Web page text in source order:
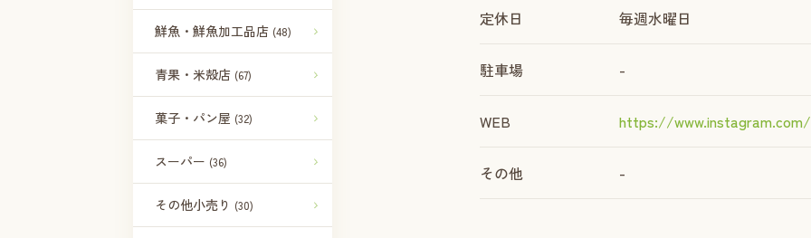
鮮魚・鮮魚加工品店 (48)
青果・米殻店 (67)
菓子・パン屋 (32)
スーパー (36)
その他小売り (30)
定休日 毎週水曜日
駐車場 -
WEB https://
その他 -